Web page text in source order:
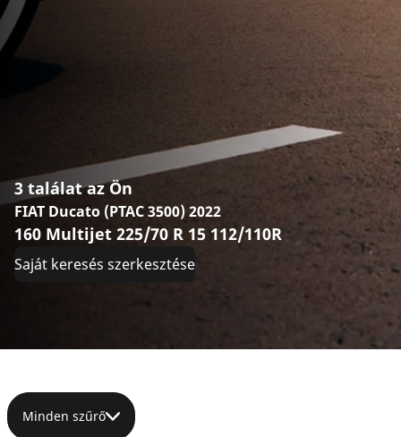
3 találat az Ön
FIAT Ducato (PTAC 3500) 2022
160 Multijet 225/70 R 15 112/110R
Saját keresés szerkesztése
Minden szűrő